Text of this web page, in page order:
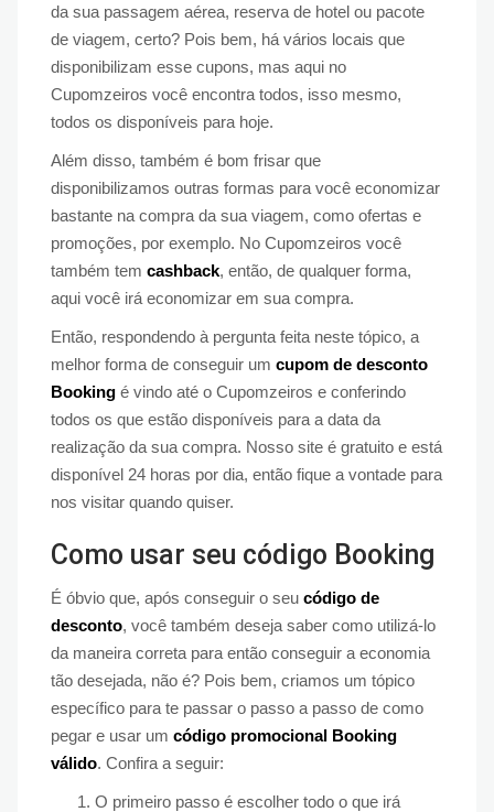
da sua passagem aérea, reserva de hotel ou pacote
de viagem, certo? Pois bem, há vários locais que
disponibilizam esse cupons, mas aqui no
Cupomzeiros você encontra todos, isso mesmo,
todos os disponíveis para hoje.
Além disso, também é bom frisar que
disponibilizamos outras formas para você economizar
bastante na compra da sua viagem, como ofertas e
promoções, por exemplo. No Cupomzeiros você
também tem cashback, então, de qualquer forma,
aqui você irá economizar em sua compra.
Então, respondendo à pergunta feita neste tópico, a
melhor forma de conseguir um cupom de desconto
Booking é vindo até o Cupomzeiros e conferindo
todos os que estão disponíveis para a data da
realização da sua compra. Nosso site é gratuito e está
disponível 24 horas por dia, então fique a vontade para
nos visitar quando quiser.
Como usar seu código Booking
É óbvio que, após conseguir o seu código de
desconto, você também deseja saber como utilizá-lo
da maneira correta para então conseguir a economia
tão desejada, não é? Pois bem, criamos um tópico
específico para te passar o passo a passo de como
pegar e usar um código promocional Booking
válido. Confira a seguir:
O primeiro passo é escolher todo o que irá